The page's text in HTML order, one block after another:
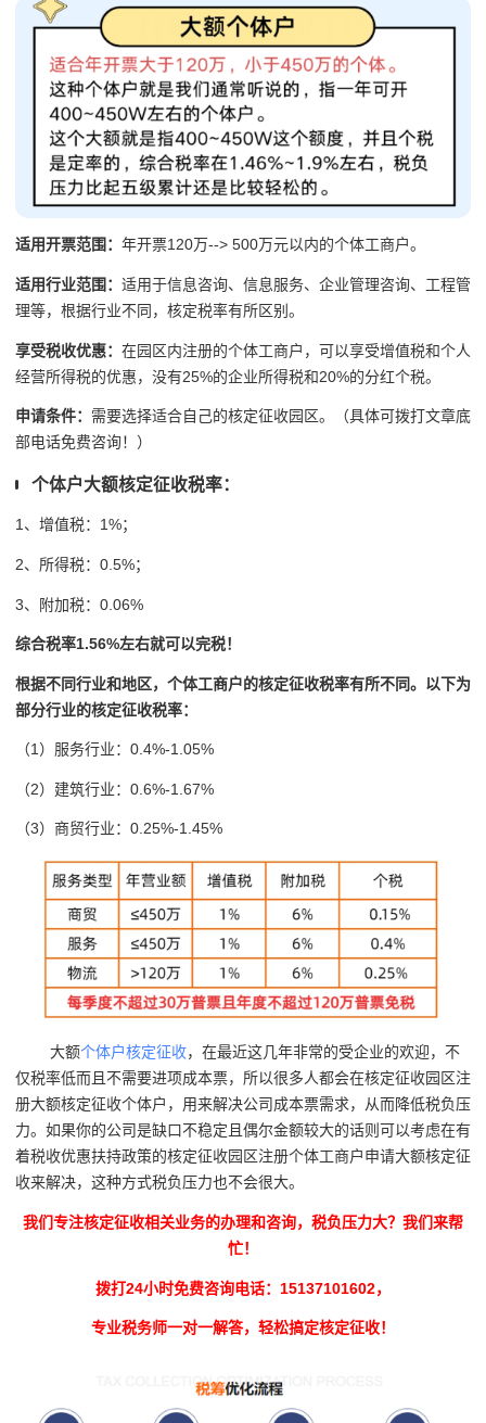
适用开票范围： 年开票120万--> 500万元以内的个体工商户。
适用行业范围： 适用于信息咨询、信息服务、企业管理咨询、工程管
理等，根据行业不同，核定税率有所区别。
享受税收优惠： 在园区内注册的个体工商户，可以享受增值税和个人
经营所得税的优惠，没有25%的企业所得税和20%的分红个税。
申请条件： 需要选择适合自己的核定征收园区。（具体可拨打文章底
部电话免费咨询！）
个体户大额核定征收税率：
1、增值税：1%；
2、所得税：0.5%；
3、附加税：0.06%
综合税率1.56%左右就可以完税！
根据不同行业和地区，个体工商户的核定征收税率有所不同。以下为
部分行业的核定征收税率：
（1）服务行业：0.4%-1.05%
（2）建筑行业：0.6%-1.67%
（3）商贸行业：0.25%-1.45%
大额个体户核定征收，在最近这几年非常的受企业的欢迎，不
仅税率低而且不需要进项成本票，所以很多人都会在核定征收园区注
册大额核定征收个体户，用来解决公司成本票需求，从而降低税负压
力。如果你的公司是缺口不稳定且偶尔金额较大的话则可以考虑在有
着税收优惠扶持政策的核定征收园区注册个体工商户申请大额核定征
收来解决，这种方式税负压力也不会很大。
我们专注核定征收相关业务的办理和咨询，税负压力大？我们来帮
忙！
拨打24小时免费咨询电话：15137101602，
专业税务师一对一解答，轻松搞定核定征收！